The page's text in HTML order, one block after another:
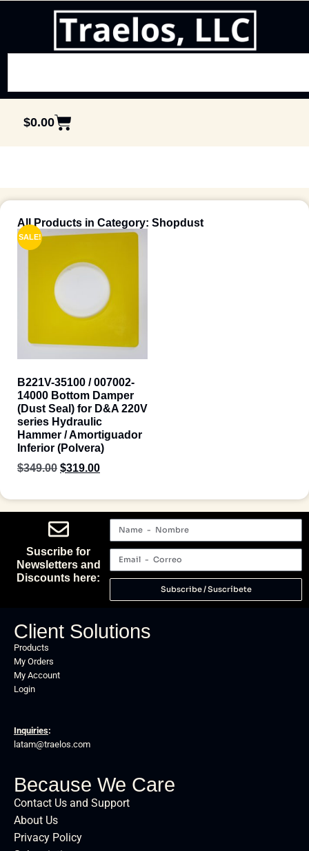
$0.00
All Products in Category: Shopdust
SALE!
B221V-35100 / 007002-
14000 Bottom Damper
(Dust Seal) for D&A 220V
series Hydraulic
Hammer / Amortiguador
Inferior (Polvera)
$349.00 $319.00
Suscribe for
Newsletters and
Discounts here:
Subscribe / Suscríbete
Client Solutions
Products
My Orders
My Account
Login
Inquiries:
latam@traelos.com
Because We Care
Contact Us and Support
About Us
Privacy Policy